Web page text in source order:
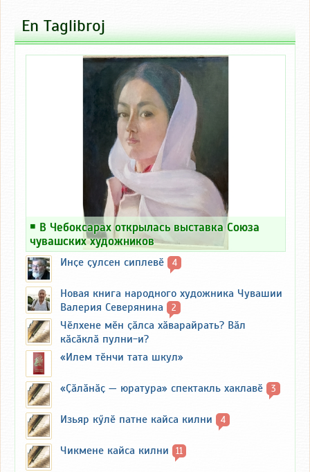
En Taglibroj
￭ В Чебоксарах открылась выставка Союза
чувашских художников
Инҫе ҫулсен сиплевӗ 4
Новая книга народного художника Чувашии
Валерия Северянина
2
Чӗлхене мӗн ҫӑлса хӑварайрать? Вӑл
кӑсӑклӑ пулни-и?
«Илем тӗнчи тата шкул»
«Ҫӑлӑнӑҫ — юратура» спектакль хаклавӗ 3
Изьяр кӳлӗ патне кайса килни 4
Чикмене кайса килни 11